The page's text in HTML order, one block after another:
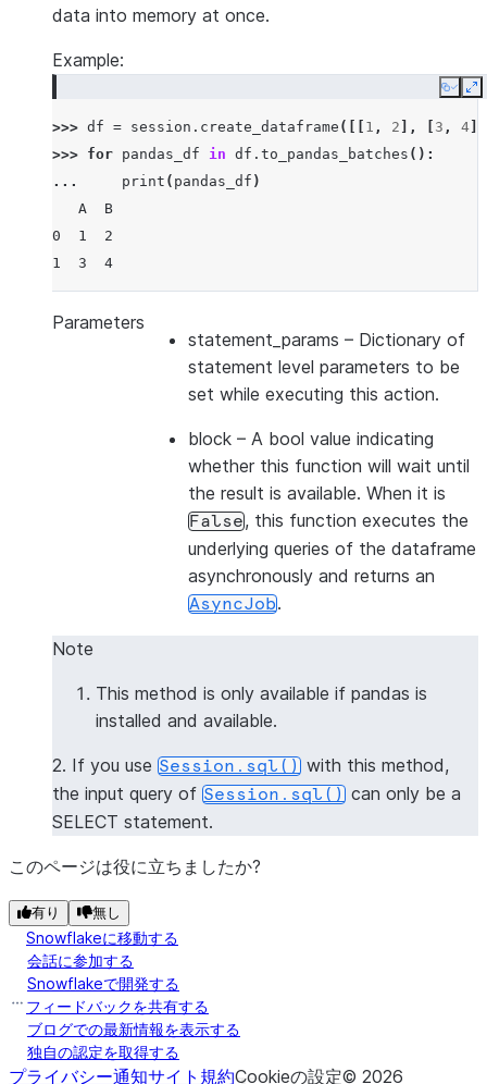
data into memory at once.
Example:
Copy
>>> df = session . create_dataframe ([[ 1 , 2 ], 3 , 4
>>> for pandas_df in df . to_pandas_batches ():
...
print ( pandas_df )
   A  B
0  1  2
1  3  4
Parameters
statement_params – Dictionary of
statement level parameters to be
set while executing this action.
block – A bool value indicating
whether this function will wait until
the result is available. When it is
False, this function executes the
underlying queries of the dataframe
asynchronously and returns an
AsyncJob.
Note
This method is only available if pandas is
installed and available.
2. If you use Session.sql() with this method,
the input query of Session.sql() can only be a
SELECT statement.
このページは役に立ちましたか?
有り 無し
Snowflakeに移動する
会話に参加する
Snowflakeで開発する
フィードバックを共有する
ブログでの最新情報を表示する
独自の認定を取得する
プライバシー通知サイト規約Cookieの設定© 2026